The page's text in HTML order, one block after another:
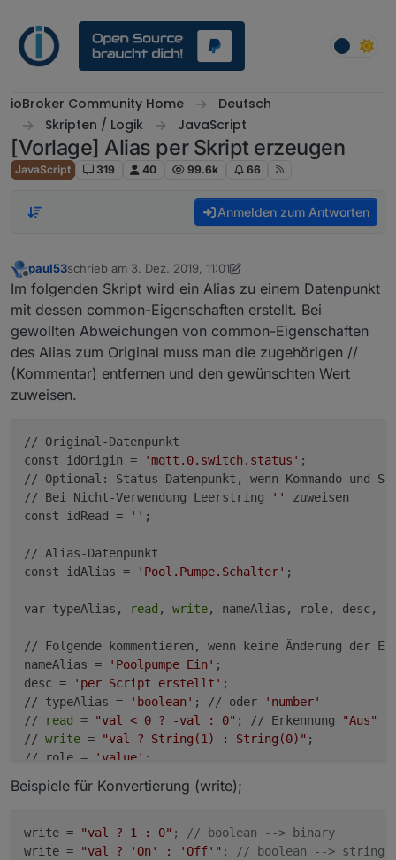
ioBroker Community Home
Deutsch
Skripten / Logik
JavaScript
[Vorlage] Alias per Skript erzeugen
JavaScript 319 40 99.6k 66
Anmelden zum Antworten
Offline
paul53schrieb am 3. Dez. 2019, 11:01
zuletzt editiert von paul53
Im folgenden Skript wird ein Alias zu einem Datenpunkt
mit dessen common-Eigenschaften erstellt. Bei
gewollten Abweichungen von common-Eigenschaften
des Alias zum Original muss man die zugehörigen //
(Kommentar) entfernen und den gewünschten Wert
zuweisen.
// Original-Datenpunkt
const idOrigin =
'mqtt.0.switch.status' ;
// Optional: Status-Datenpunkt, wenn Kommando und
// Bei Nicht-Verwendung Leerstring
''
zuweisen
const idRead =
'' ;
// Alias-Datenpunkt
const idAlias =
'Pool.Pumpe.Schalter' ;
var typeAlias, read , write, nameAlias, role, desc,
// Folgende kommentieren, wenn keine Änderung der
nameAlias =
'Poolpumpe Ein' ;
desc =
'per Script erstellt' ;
// typeAlias =
'boolean' ; // oder
'number'
//
read = "val < 0 ? -val : 0" ; // Erkennung "Aus"
// write = "val ? String(1) : String(0)" ;
// role =
'value' ;
// max = 100; // nur Zahlen
// states = { 0 : 'Aus' , 1 : 'Auto', 2 : 'Ein'}; //
custom = {}; // verhindert doppelte Ausführung
Beispiele für Konvertierung (write);
write = "val ? 1 : 0" ; // boolean --> binary
write = "val ? 'On' : 'Off'" ; // boolean --> string